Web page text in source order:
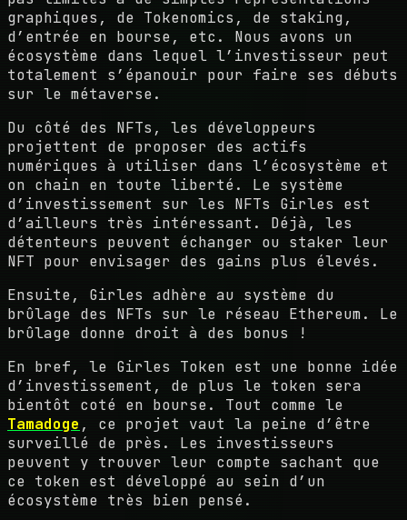
graphiques, de Tokenomics, de staking,
d’entrée en bourse, etc. Nous avons un
écosystème dans lequel l’investisseur peut
totalement s’épanouir pour faire ses débuts
sur le métaverse.
Du côté des NFTs, les développeurs
projettent de proposer des actifs
numériques à utiliser dans l’écosystème et
on chain en toute liberté. Le système
d’investissement sur les NFTs Girles est
d’ailleurs très intéressant. Déjà, les
détenteurs peuvent échanger ou staker leur
NFT pour envisager des gains plus élevés.
Ensuite, Girles adhère au système du
brûlage des NFTs sur le réseau Ethereum. Le
brûlage donne droit à des bonus !
En bref, le Girles Token est une bonne idée
d’investissement, de plus le token sera
bientôt coté en bourse. Tout comme le
Tamadoge , ce projet vaut la peine d’être
surveillé de près. Les investisseurs
peuvent y trouver leur compte sachant que
ce token est développé au sein d’un
écosystème très bien pensé.